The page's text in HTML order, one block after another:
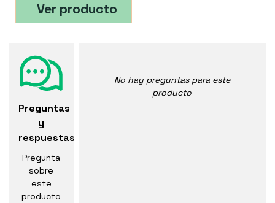
Ver producto
Preguntas
y
respuestas
Pregunta
sobre
este
producto
No hay preguntas para este
producto